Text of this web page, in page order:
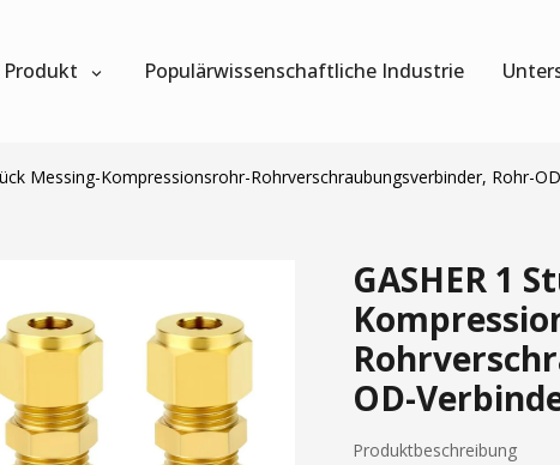
Produkt Populärwissenschaftliche Industrie
Messing-Kompressionsrohr-Rohrverschraubungsverbinder, Rohr-
GASHER 1
OD-
Produktbeschreibung